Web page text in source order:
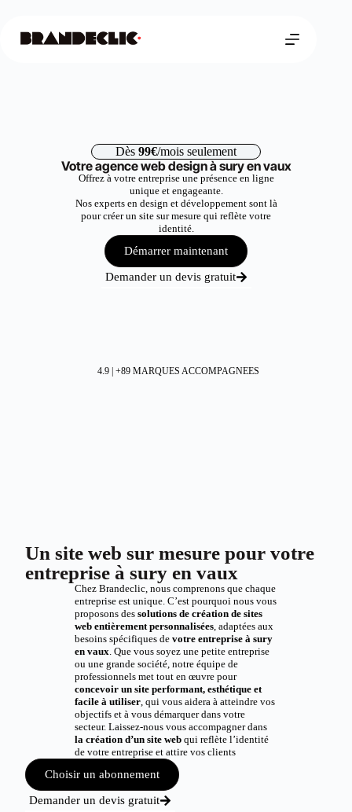
Dès 99€/mois seulement
Votre agence web design à sury en vaux
Offrez à votre entreprise une présence en ligne
unique et engageante.
Nos experts en design et développement sont là
pour créer un site sur mesure qui reflète votre
identité.
Démarrer maintenant
Demander un devis gratuit
4.9 | +89 MARQUES ACCOMPAGNEES
Un site web sur mesure pour votre
entreprise à sury en vaux
Chez Brandeclic, nous comprenons que chaque
entreprise est unique. C’est pourquoi nous vous
proposons des solutions de création de sites
web entièrement personnalisées, adaptées aux
besoins spécifiques de votre entreprise à sury
en vaux. Que vous soyez une petite entreprise
ou une grande société, notre équipe de
professionnels met tout en œuvre pour
concevoir un site performant, esthétique et
facile à utiliser, qui vous aidera à atteindre vos
objectifs et à vous démarquer dans votre
secteur. Laissez-nous vous accompagner dans
la création d’un site webqui reflète l’identité
de votre entreprise et attire vos clients
Choisir un abonnement
Demander un devis gratuit